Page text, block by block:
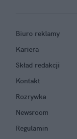
Biuro reklamy
Kariera
Skład redakcji
Kontakt
Rozrywka
Newsroom
Regulamin